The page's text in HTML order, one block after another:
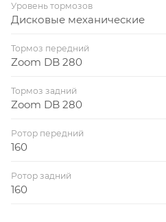
Уровень тормозов
Дисковые механические
Тормоз передний
Zoom DB 280
Тормоз задний
Zoom DB 280
Ротор передний
160
Ротор задний
160